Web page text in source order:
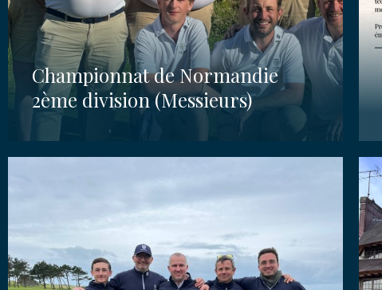
Championnat de Normandie
2ème division (Messieurs)